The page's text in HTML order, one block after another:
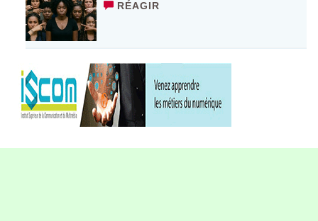
RÉAGIR